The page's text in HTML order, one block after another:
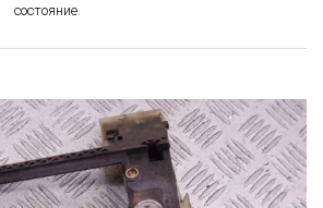
состояние.